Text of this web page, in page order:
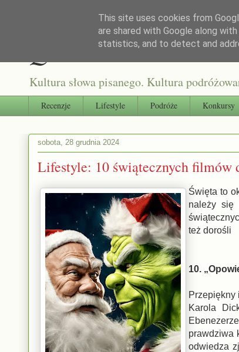
Qultura słowa
Kultura słowa pisanego. Kultura
Recenzje Lifestyle Podróże Konkursy
sobota, 28 grudnia 2024
Lifestyle: 10 świątecznych filmów
Święta to
należy się
też dorośli
10.
Przepiękny
Karola
prawdziwa
odwiedza
This site uses cookies from
are shared with Google along
statistics, and to detect and